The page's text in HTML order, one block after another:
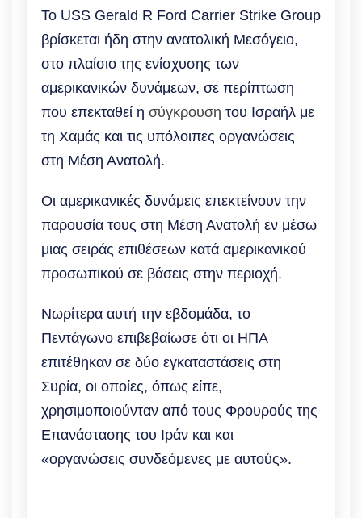
Το USS Gerald R Ford Carrier Strike Group
βρίσκεται ήδη στην ανατολική Μεσόγειο,
στο πλαίσιο της ενίσχυσης των
αμερικανικών δυνάμεων, σε περίπτωση
που επεκταθεί η σύγκρουση του Ισραήλ με
τη Χαμάς και τις υπόλοιπες οργανώσεις
στη Μέση Ανατολή.
Οι αμερικανικές δυνάμεις επεκτείνουν την
παρουσία τους στη Μέση Ανατολή εν μέσω
μιας σειράς επιθέσεων κατά αμερικανικού
προσωπικού σε βάσεις στην περιοχή.
Νωρίτερα αυτή την εβδομάδα, το
Πεντάγωνο επιβεβαίωσε ότι οι ΗΠΑ
επιτέθηκαν σε δύο εγκαταστάσεις στη
Συρία, οι οποίες, όπως είπε,
χρησιμοποιούνταν από τους Φρουρούς της
Επανάστασης του Ιράν και και
«οργανώσεις συνδεόμενες με αυτούς».